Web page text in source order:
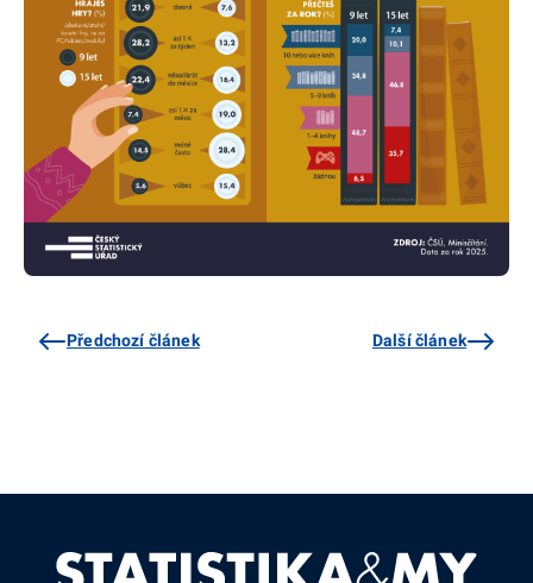
Předchozí článek Další článek